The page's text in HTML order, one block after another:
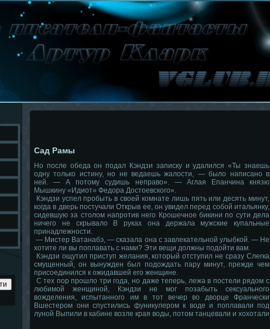
Сад Рамы
Но после обеда он подал Кэндзи записку и удалился «Ты знаешь
одну только истину, но не ведаешь жалости, — было написано в
ней. — А потому судишь неправо». — Аглая Епанчина князю
Мышкину «Идиот» Федора Достоевского».
Кэндзи успел пробыть в своей комнате лишь пять или десять минут,
когда в дверь постучали Открыв ее, он увидел перед собой итальянку,
сидевшую за столом напротив него Крошечное бикини по сути дела
ничего не скрывало В руках она держала мужские купальные
принадлежности.
— Мистер Ватанабэ, — сказала она с завлекательной улыбкой. — Не
хотите ли вы поплавать с нами? Эти вещи должны подойти вам.
Кэндзи ощутил приступ желания, который отступил не сразу Слегка
смущенный, он вынужден был подождать пару минут, прежде чем
присоединился к ожидавшей его женщине.
С тех пор прошло три года, но даже теперь, лежа в постели рядом с
любимой женщиной, Кэндзи не мог позабыть сексуального
вожделения, испытанного им в тот вечер во дворце Франчески
Вшестером они спустились фуникулером к воде и поплавали под
луной Выпили в кабине возле края воды, потом танцевали и хохотали